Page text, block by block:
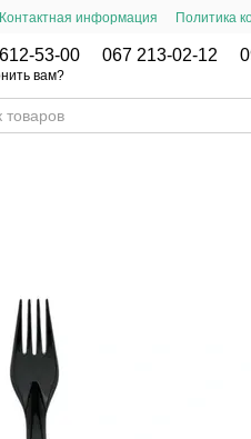
Контактная информация Политика
53-00 067 213-02-12
вам?